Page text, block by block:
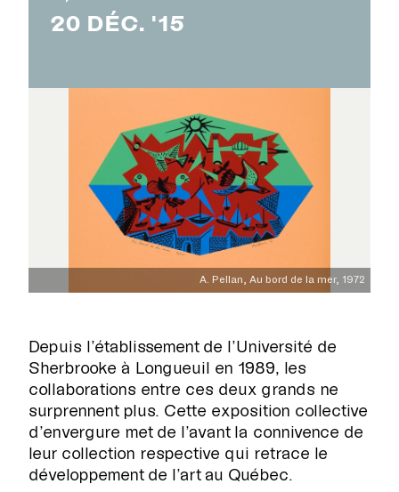
RECHERCHE

A. Pellan, Au bord de la mer, 1972
20 DÉC. '15
Depuis l’établissement de l’Université de
Sherbrooke à Longueuil en 1989, les
collaborations entre ces deux grands ne
surprennent plus. Cette exposition collective
d’envergure met de l’avant la connivence de
leur collection respective qui retrace le
développement de l’art au Québec.